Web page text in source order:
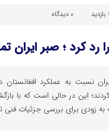
۰ دیدگاه
رد کرد ؛ صبر ایران
نسبت به عملکرد افغانستان
این در حالی است که با
به زودی برای بررسی جزئیات